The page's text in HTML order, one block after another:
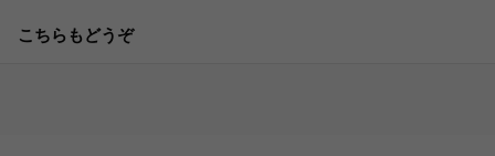
こちらもどうぞ